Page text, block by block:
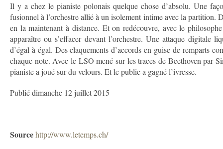
Il y a chez le pianiste polonais quelque chose d’absolu. Une
fusionnel à l’orchestre allié à un isolement intime avec la partition.
en la maintenant à distance. Et on redécouvre, avec le
apparaître ou s’effacer devant l’orchestre. Une attaque digitale
d’égal à égal. Des claquements d’accords en guise de remparts
chaque note. Avec le LSO mené sur les traces de Beethoven par
pianiste a joué sur du velours. Et le public a gagné l’ivresse.
Publié dimanche 12 juillet 2015
Sourcehttp://www.letemps.ch/